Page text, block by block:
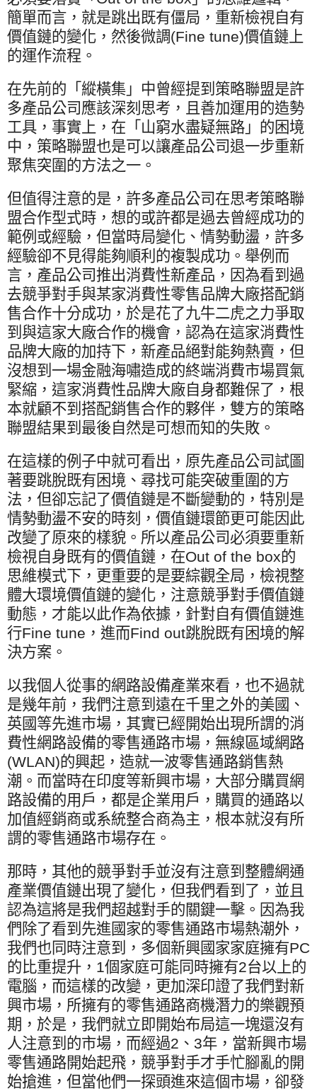
簡單而言，就是跳出既有僵局，重新檢視自有
價值鏈的變化，然後微調(Fine tune)價值鏈上
的運作流程。
在先前的「縱橫集」中曾經提到策略聯盟是許
多產品公司應該深刻思考，且善加運用的造勢
工具，事實上，在「山窮水盡疑無路」的困境
中，策略聯盟也是可以讓產品公司退一步重新
聚焦突圍的方法之一。
但值得注意的是，許多產品公司在思考策略聯
盟合作型式時，想的或許都是過去曾經成功的
範例或經驗，但當時局變化、情勢動盪，許多
經驗卻不見得能夠順利的複製成功。舉例而
言，產品公司推出消費性新產品，因為看到過
去競爭對手與某家消費性零售品牌大廠搭配銷
售合作十分成功，於是花了九牛二虎之力爭取
到與這家大廠合作的機會，認為在這家消費性
品牌大廠的加持下，新產品絕對能夠熱賣，但
沒想到一場金融海嘯造成的終端消費市場買氣
緊縮，這家消費性品牌大廠自身都難保了，根
本就顧不到搭配銷售合作的夥伴，雙方的策略
聯盟結果到最後自然是可想而知的失敗。
在這樣的例子中就可看出，原先產品公司試圖
著要跳脫既有困境、尋找可能突破重圍的方
法，但卻忘記了價值鏈是不斷變動的，特別是
情勢動盪不安的時刻，價值鏈環節更可能因此
改變了原來的樣貌。所以產品公司必須要重新
檢視自身既有的價值鏈，在Out of the box的
思維模式下，更重要的是要綜觀全局，檢視整
體大環境價值鏈的變化，注意競爭對手價值鏈
動態，才能以此作為依據，針對自有價值鏈進
行Fine tune ，進而Find out跳脫既有困境的解
決方案。
以我個人從事的網路設備產業來看，也不過就
是幾年前，我們注意到遠在千里之外的美國、
英國等先進市場，其實已經開始出現所謂的消
費性網路設備的零售通路市場，無線區域網路
(WLAN)的興起，造就一波零售通路銷售熱
潮。而當時在印度等新興市場，大部分購買網
路設備的用戶，都是企業用戶，購買的通路以
加值經銷商或系統整合商為主，根本就沒有所
謂的零售通路市場存在。
那時，其他的競爭對手並沒有注意到整體網通
產業價值鏈出現了變化，但我們看到了，並且
認為這將是我們超越對手的關鍵一擊。因為我
們除了看到先進國家的零售通路市場熱潮外，
我們也同時注意到，多個新興國家家庭擁有PC
的比重提升， 1個家庭可能同時擁有2台以上的
電腦，而這樣的改變，更加深印證了我們對新
興市場，所擁有的零售通路商機潛力的樂觀預
期，於是，我們就立即開始布局這一塊還沒有
人注意到的市場，而經過2 、 3年，當新興市場
零售通路開始起飛，競爭對手才手忙腳亂的開
始搶進，但當他們一探頭進來這個市場，卻發